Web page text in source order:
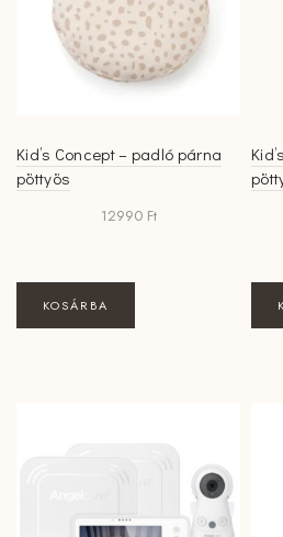
Kid’s Concept – padló párna
pöttyös
12990 Ft
KOSÁRBA